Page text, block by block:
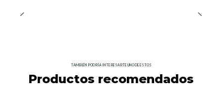
TAMBIÉN PODRÍA INTERESARTE UNO DE ESTOS
Productos recomendados